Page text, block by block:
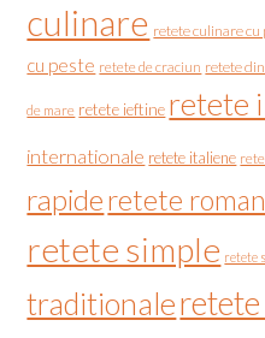
culinare retete culinare cu
cu peste retete de craciun retete
de mare retete ieftine retete
internationale retete italiene
rapideretete
retete simple retete
traditionale